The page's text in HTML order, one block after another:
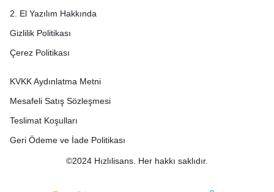
2. El Yazılım Hakkında
Gizlilik Politikası
Çerez Politikası
KVKK Aydınlatma Metni
Mesafeli Satış Sözleşmesi
Teslimat Koşulları
Geri Ödeme ve İade Politikası
©2024 Hızlılisans. Her hakkı saklıdır.